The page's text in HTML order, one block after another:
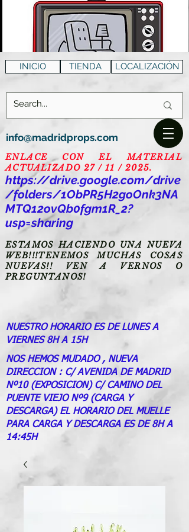
INICIO TIENDA LOCALIZACIÓN
info@madridprops.com
ENLACE CON EL MATERIAL
ACTUALIZADO 27 / 11 / 2025.
https://drive.google.com/drive
/folders/1ObPR5H2goOnk3NA
MTQ12ovQb0fgm1R_2?
usp=sharing
ESTAMOS HACIENDO UNA NUEVA
WEB!!!TENEMOS MUCHAS COSAS
NUEVAS!! VEN A VERNOS O
PREGUNTANOS!
NUESTRO HORARIO ES DE LUNES A
VIERNES 8H A 15H
NOS HEMOS MUDADO , NUEVA
DIRECCION : C/ AVENIDA DE MADRID
Nº10 (EXPOSICION) C/ CAMINO DEL
PUENTE VIEJO Nº9 (CARGA Y
DESCARGA) EL HORARIO DEL MUELLE
PARA CARGA Y DESCARGA ES DE 8H A
14:45H